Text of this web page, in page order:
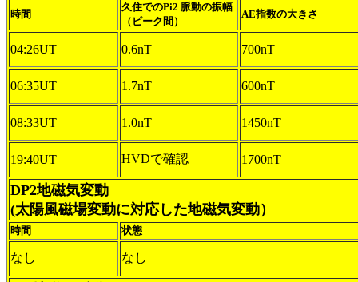
時間
久住でのPi2 脈動の振幅
（ピーク間）
AE指数の大きさ
04:26UT 0.6nT 700nT
06:35UT 1.7nT 600nT
08:33UT 1.0nT 1450nT
19:40UT HVDで確認 1700nT
DP2地磁気変動
(太陽風磁場変動に対応した地磁気変動）
時間 状態
なし なし